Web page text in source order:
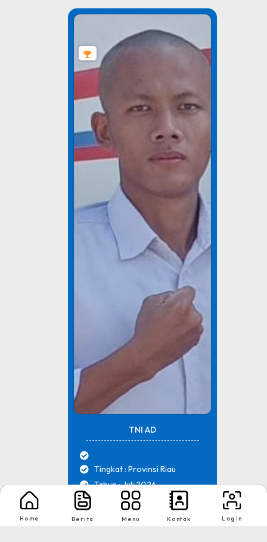
TNI AD
Tingkat : Provinsi Riau
Tahun : Juli 2026
Home Berita Menu Kontak Login